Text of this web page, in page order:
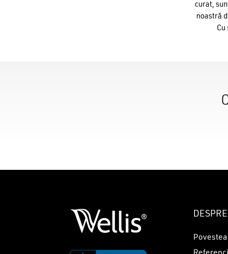
curat,
noastră
DESPRE